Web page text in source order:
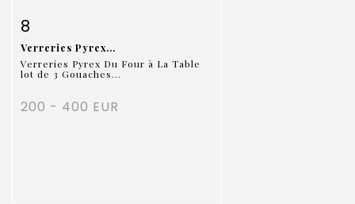
8
Verreries Pyrex...
Verreries Pyrex Du Four à La Table
lot de 3 Gouaches...
200 - 400 EUR